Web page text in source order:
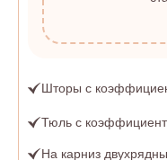
Шторы с
Тюль с
На карниз